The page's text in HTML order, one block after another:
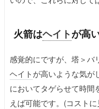
火箭はヘイトが高
感覚的にですが、塔＞バ
ヘイト が高いような気が
においてタゲらせて時間
えば可能です。(コスト